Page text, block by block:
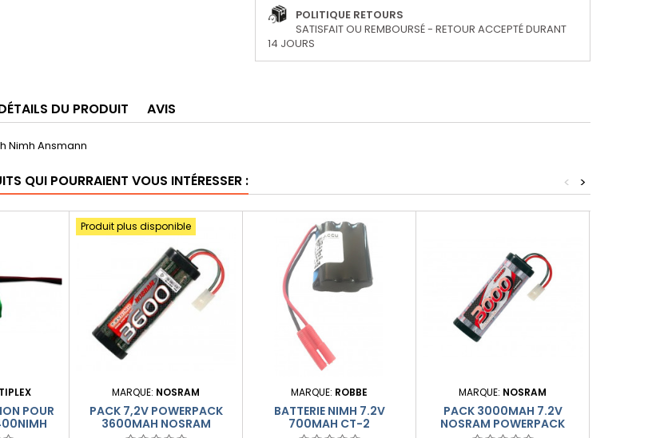
POLITIQUE RETOURS
SATISFAIT OU REMBOURSÉ - RETOUR ACCEPTÉ DURANT
14 JOURS
DU PRODUIT AVIS
Nimh Ansmann
QUI POURRAIENT VOUS INTÉRESSER : >
<
POUR
Produit plus disponible
MARQUE: NOSRAM
PACK 7,2V POWERPACK
3600MAH NOSRAM
MARQUE: ROBBE
BATTERIE NIMH 7.2V
700MAH CT-2
MARQUE: NOSRAM
PACK 3000MAH 7.2V
NOSRAM POWERPACK